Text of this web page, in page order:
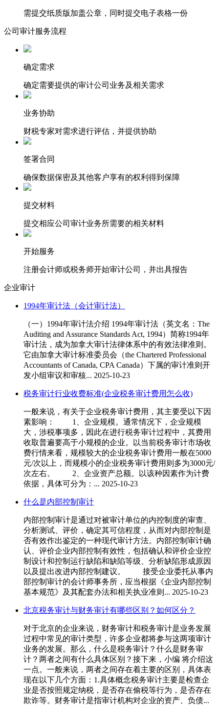
需提交纸质版加盖公章，同时提交电子表格一份
公司审计服务流程
确定需求
确定需要提供的审计公司业务及相关需求
业务协助
财税专家对需求进行评估，并提供协助
签署合同
确保数据保密及其他客户享有的权利得到保障
提交材料
提交相应公司审计业务所需要的相关材料
开始服务
注册会计师或税务师开始审计公司，并出具报告
企业审计
1994年审计法（会计审计法）
（一）1994年审计法介绍 1994年审计法（英文名：The
Auditing and Assurance Standards Act, 1994）简称1994年
审计法，成为加拿大审计法律体系中的有效法律准则。
它由加拿大审计标准委员会（the Chartered Professional
Accountants of Canada, CPA Canada）下属的审计准则开
发小组审议和审核... 2025-10-23
税务审计行业收费标准(企业税务审计费用怎么收)
一般来说，有关于企业税务审计费用，其主要受以下因
素影响： 1、企业规模。通常情况下，企业规模
大，涉税事项多，因此在进行税务审计过程中，其费用
收取普遍要高于小规模的企业。以当前税务审计市场收
费行情来看，规模较大的企业税务审计费用一般在5000
元/次以上，而规模小的企业税务审计费用则多为3000元/
次左右。 2、企业资产总额。以该种因素作为计费
依据，具体可分为：... 2025-10-23
什么是内部控制审计
内部控制审计是通过对被审计单位的内控制度的审查、
分析测试、评价，确定其可信程度，从而对内部控制是
否有效作出鉴定的一种现代审计方法。内部控制审计确
认、评价企业内部控制有效性，包括确认和评价企业控
制设计和控制运行缺陷和缺陷等级、分析缺陷形成原因
以及提出改进内部控制建议。 接受企业委托从事内
部控制审计的会计师事务所，应当根据《企业内部控制
基本规范》及其配套办法和相关执业准则... 2025-10-23
北京税务审计与财务审计有哪些区别？如何区分？
对于北京的企业来说，财务审计和税务审计是业务发展
过程中常见的审计类型，许多企业都将参与这两项审计
业务的发展。那么，什么是税务审计？什么是财务审
计？两者之间有什么具体区别？接下来，小编 将介绍这
一点。一般来说，两者之间存在着主要的区别，具体表
现在以下几个方面：1.具体概念税务审计主要是检查企
业是否按照规定纳税，是否存在偷税等行为，是否存在
欺诈等。财务审计是指审计机构对企业的资产、负债...